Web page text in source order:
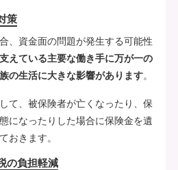
策
、資金面の問題が発生する可能性
えている主要な働き手に万が一の
の生活に大きな影響があります。
て、被保険者が亡くなったり、保
になったりした場合に保険金を遺
おきます。
の負担軽減